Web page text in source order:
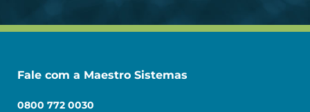
Fale com a Maestro Sistemas
0800 772 0030